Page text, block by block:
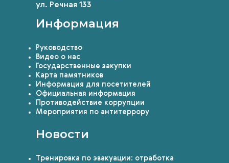
ул. Речная 133
Информация
Руководство
Видео о нас
Государственные закупки
Карта памятников
Информация для посетителей
Официальная информация
Противодействие коррупции
Мероприятия по антитеррору
Новости
Тренировка по эвакуации: отработка